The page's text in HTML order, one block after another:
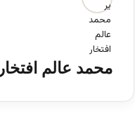
محمد عالم افتخار